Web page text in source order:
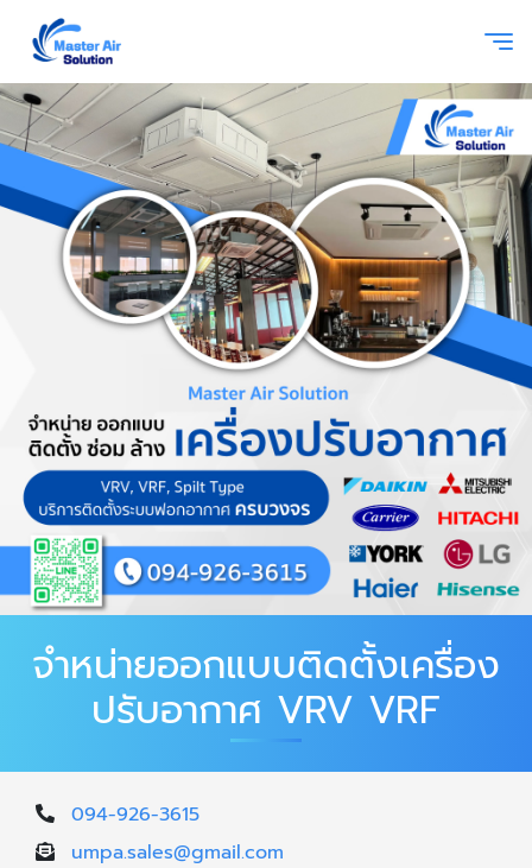
จำหน่ายออกแบบติดตั้งเครื่อง
ปรับอากาศ VRV VRF
094-926-3615
umpa.sales@gmail.com